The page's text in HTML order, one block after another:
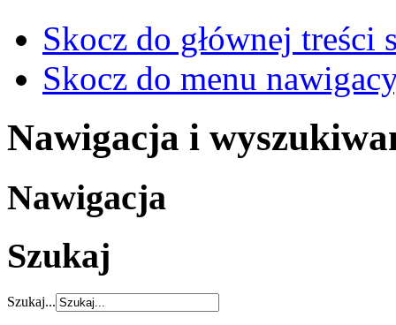
Skocz do głównej treści
Skocz do menu
Nawigacja i
Nawigacja
Szukaj
Szukaj...